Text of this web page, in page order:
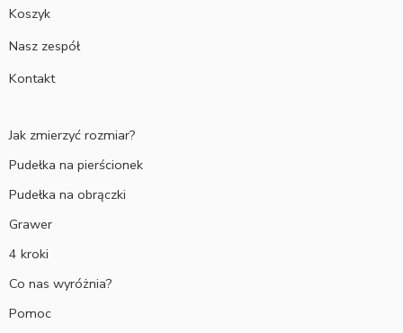
Koszyk
Nasz zespół
Kontakt
Jak zmierzyć rozmiar?
Pudełka na pierścionek
Pudełka na obrączki
Grawer
4 kroki
Co nas wyróżnia?
Pomoc